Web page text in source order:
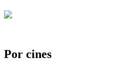
Por cines